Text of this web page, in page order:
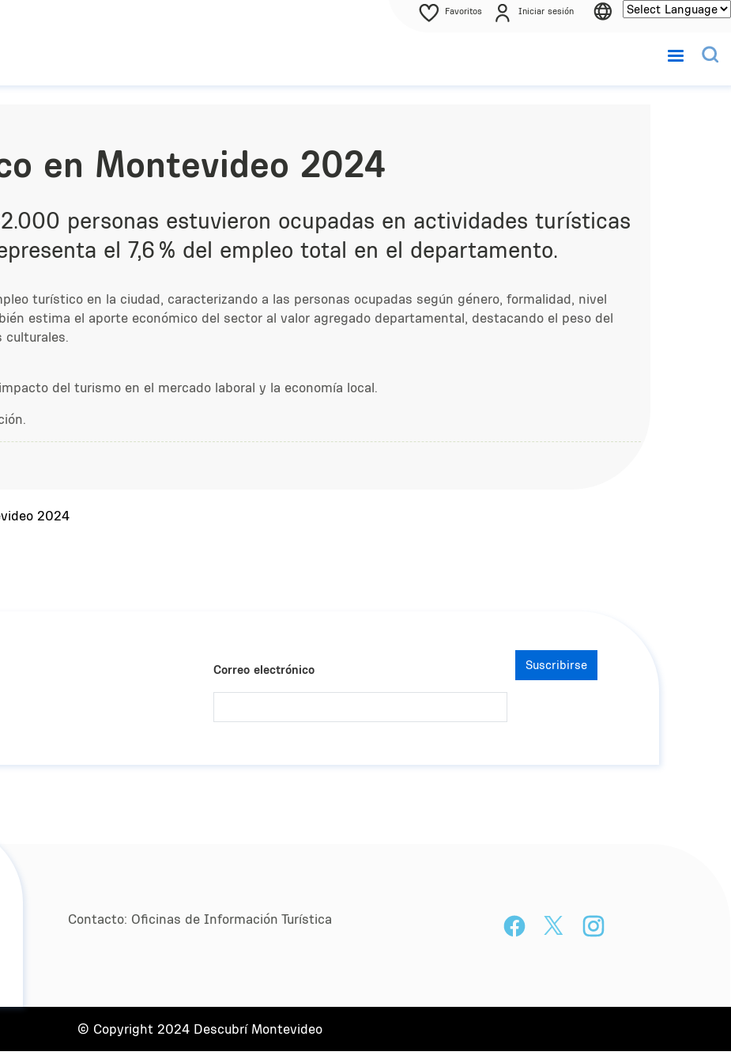
Favoritos Iniciar sesión
en Montevideo 2024
personas estuvieron ocupadas en actividades turísticas
el 7,6 % del empleo total en el departamento.
turístico en la ciudad, caracterizando a las personas ocupadas según género, formalidad, nivel
estima el aporte económico del sector al valor agregado departamental, destacando el peso del
culturales.
del turismo en el mercado laboral y la economía local.
2024
Correo electrónico Suscribirse
Contacto: Oﬁcinas de Información Turística
© Copyright 2024 Descubrí Montevideo